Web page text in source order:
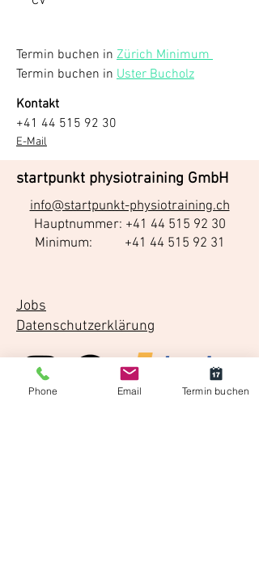
Termin buchen in Zürich Minimum
Termin buchen in Uster Bucholz
Kontakt
+41 44 515 92 30
E-Mail
startpunkt physiotraining GmbH
info@startpunkt-physiotraining.ch
Hauptnummer: +41 44 515 92 30
Minimum: +41 44 515 92 31
Jobs
Datenschutzerklärung
Phone Email Termin buchen